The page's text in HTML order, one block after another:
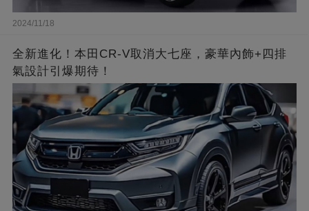
2024/11/18
全新進化！本田CR-V取消大七座，豪華內飾+四排
氣設計引爆期待！